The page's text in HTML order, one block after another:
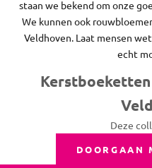
staan we bekend om onze
We kunnen ook
Veldhoven. Laat mensen
echt
Deze
DOORGAAN